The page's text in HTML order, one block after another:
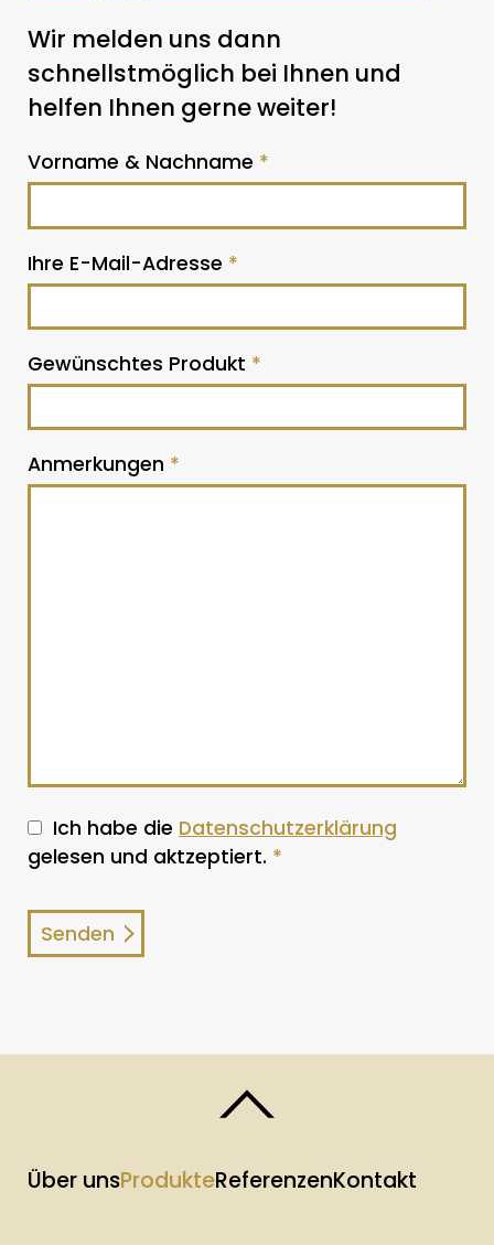
Wir melden uns dann
schnellstmöglich bei Ihnen und
helfen Ihnen gerne weiter!
Vorname & Nachname *
Ihre E-Mail-Adresse *
Gewünschtes Produkt *
Anmerkungen *
Ich habe die Datenschutzerklärung
gelesen und aktzeptiert. *
Über unsProdukteReferenzenKontakt